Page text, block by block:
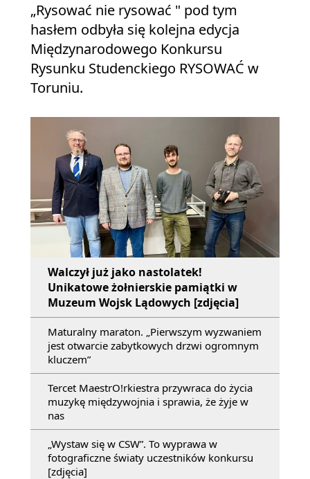
„Rysować nie rysować " pod tym
hasłem odbyła się kolejna edycja
Międzynarodowego Konkursu
Rysunku Studenckiego RYSOWAĆ w
Toruniu.
Walczył już jako nastolatek!
Unikatowe żołnierskie pamiątki w
Muzeum Wojsk Lądowych [zdjęcia]
Maturalny maraton. „Pierwszym wyzwaniem
jest otwarcie zabytkowych drzwi ogromnym
kluczem”
Tercet MaestrO!rkiestra przywraca do życia
muzykę międzywojnia i sprawia, że żyje w
nas
„Wystaw się w CSW”. To wyprawa w
fotograficzne światy uczestników konkursu
[zdjęcia]